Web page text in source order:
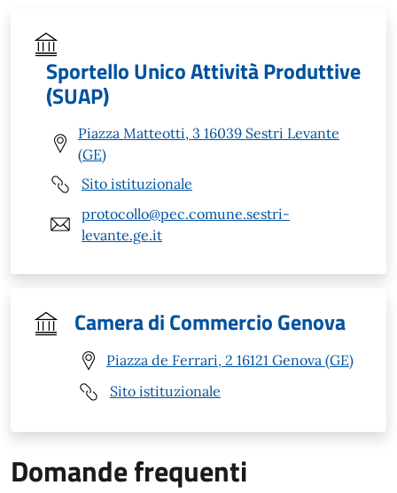
Sportello Unico Attività Produttive
(SUAP)
Piazza Matteotti, 3 16039 Sestri Levante
(GE)
Sito istituzionale
protocollo@pec.comune.sestri-
levante.ge.it
Camera di Commercio Genova
Piazza de Ferrari, 2 16121 Genova (GE)
Sito istituzionale
Domande frequenti